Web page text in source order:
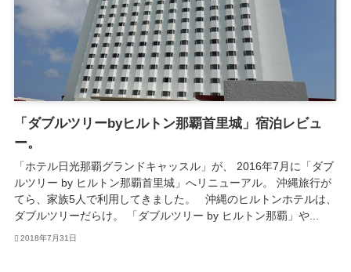
「ダブルツリーbyヒルトン那覇首里城」宿泊レビュ
ー。
「ホテル日光那覇グランドキャッスル」が、 2016年7月に「ダブ
ルツリー by ヒルトン那覇首里城」へリニューアル。 沖縄旅行が
てら、家族5人で利用してきました。 沖縄のヒルトンホテルは、
ダブルツリーだらけ。 「ダブルツリー by ヒルトン那覇」や...
2018年7月31日